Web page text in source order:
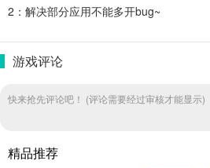
2：解决部分应用不能多开bug~
游戏评论
快来抢先评论吧！ (评论需要经过审核才能显示)
精品推荐